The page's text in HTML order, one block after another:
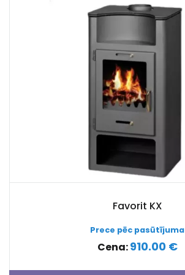
Favorit KX
Prece pēc pasūtījuma
Cena:910.00 €